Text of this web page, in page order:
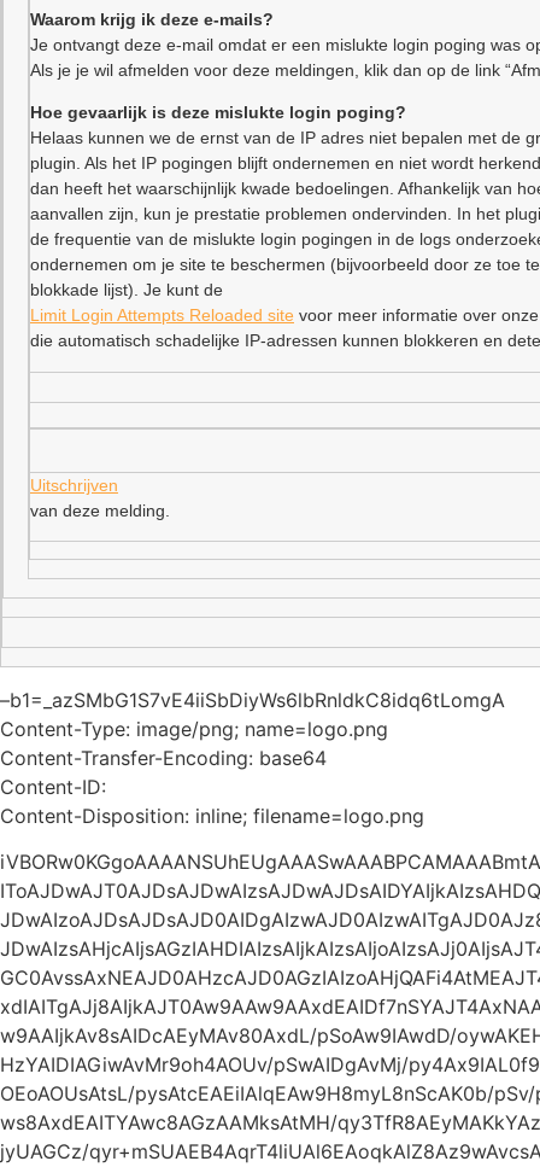
Waarom krijg ik deze e-mails?
Je ontvangt deze e-mail omdat er een mislukte login poging was
Als je je wil afmelden voor deze meldingen, klik dan op de link
Hoe gevaarlijk is deze mislukte login poging?
Helaas kunnen we de ernst van de IP adres niet bepalen met de
plugin. Als het IP pogingen blijft ondernemen en niet wordt
dan heeft het waarschijnlijk kwade bedoelingen. Afhankelijk van
aanvallen zijn, kun je prestatie problemen ondervinden. In het
de frequentie van de mislukte login pogingen in de logs
ondernemen om je site te beschermen (bijvoorbeeld door ze toe
blokkade lijst). Je kunt de
Limit Login Attempts Reloaded site voor meer informatie over
die automatisch schadelijke IP-adressen kunnen blokkeren en
Uitschrijven
van deze melding.
–b1=_azSMbG1S7vE4iiSbDiyWs6lbRnldkC8idq6tLomgA
Content-Type: image/png; name=logo.png
Content-Transfer-Encoding: base64
Content-ID:
Content-Disposition: inline; filename=logo.png
w9AAIjkAv8sAIDcAEyMAv80AxdL/pSoAw9IAwdD/
HzYAIDIAGiwAvMr9oh4AOUv/pSwAIDgAvMj/
OEoAOUsAtsL/pysAtcEAEiIAlqEAw9H8myL8nScAK0b/
ws8AxdEAITYAwc8AGzAAMksAtMH/
jyUAGCz/